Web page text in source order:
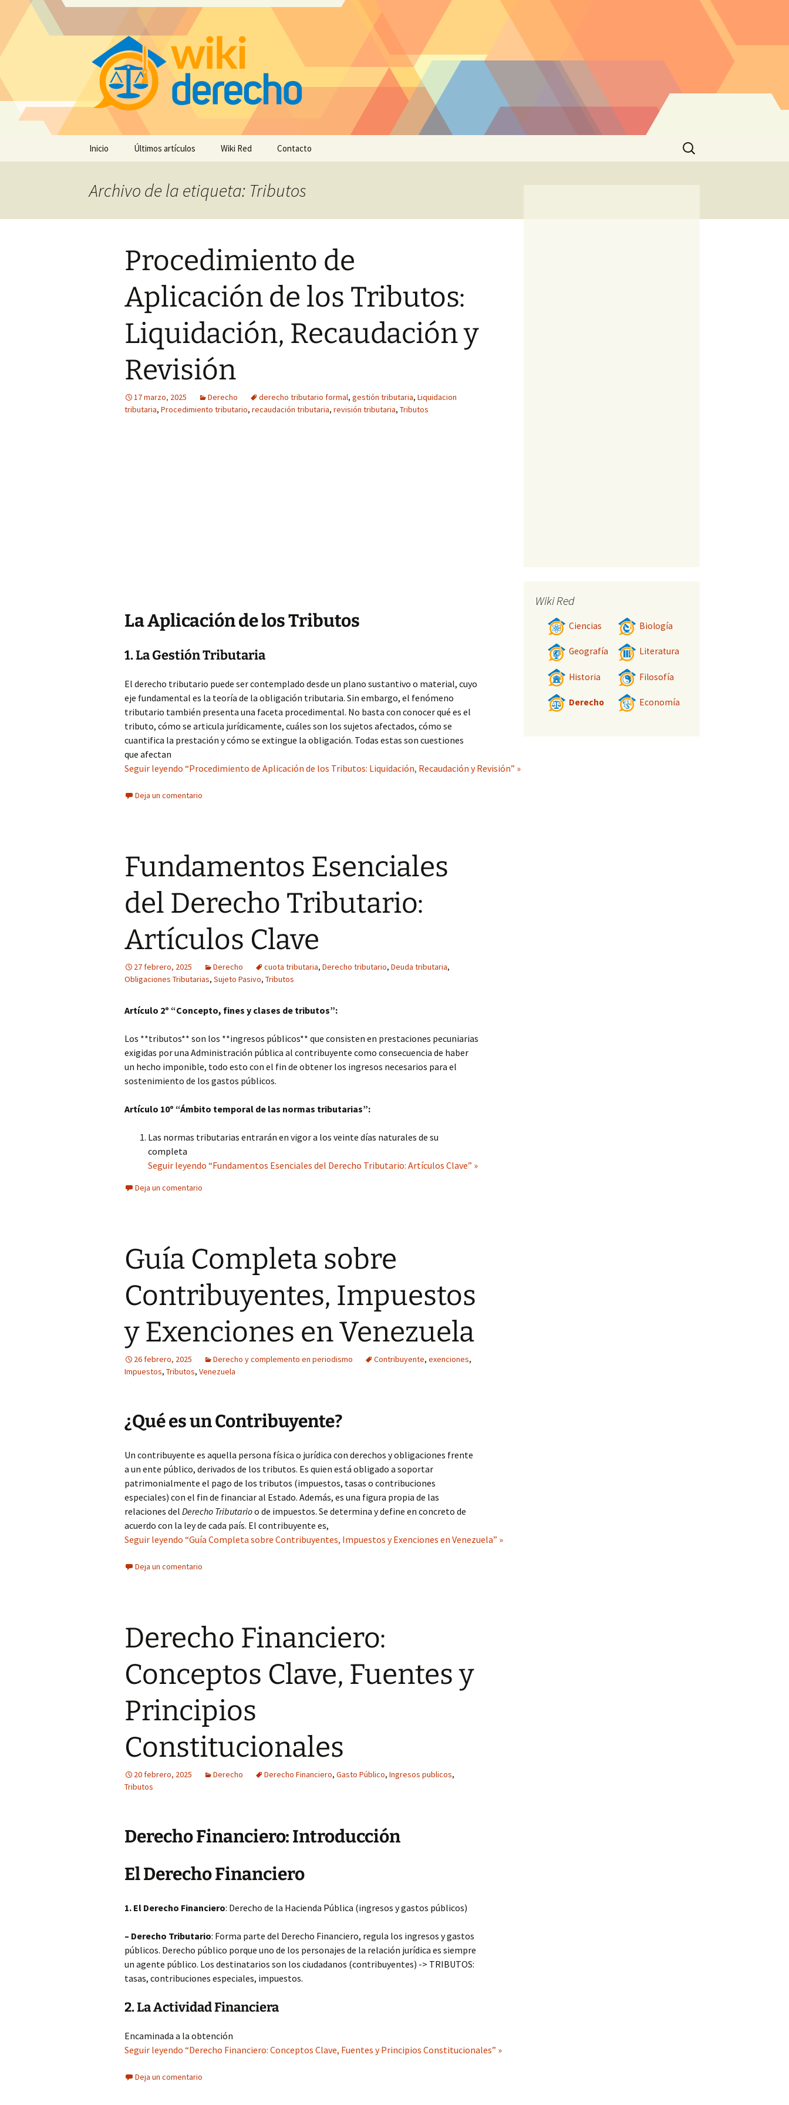
Inicio Últimos artículos Wiki Red Contacto
Buscar:
Archivo de la etiqueta: Tributos
Procedimiento de
Aplicación de los Tributos:
Liquidación, Recaudación y
Revisión
17 marzo, 2025 Derecho derecho tributario formal, gestión tributaria, Liquidacion
tributaria, Procedimiento tributario, recaudación tributaria, revisión tributaria, Tributos
La Aplicación de los Tributos
1. La Gestión Tributaria
El derecho tributario puede ser contemplado desde un plano sustantivo o material, cuyo
eje fundamental es la teoría de la obligación tributaria. Sin embargo, el fenómeno
tributario también presenta una faceta procedimental. No basta con conocer qué es el
tributo, cómo se articula jurídicamente, cuáles son los sujetos afectados, cómo se
cuantifica la prestación y cómo se extingue la obligación. Todas estas son cuestiones
que afectan
Seguir leyendo “Procedimiento de Aplicación de los Tributos: Liquidación, Recaudación y Revisión” »
Deja un comentario
Fundamentos Esenciales
del Derecho Tributario:
Artículos Clave
27 febrero, 2025 Derecho cuota tributaria, Derecho tributario, Deuda tributaria,
Obligaciones Tributarias, Sujeto Pasivo, Tributos
Artículo 2º “Concepto, fines y clases de tributos”:
Los **tributos** son los **ingresos públicos** que consisten en prestaciones pecuniarias
exigidas por una Administración pública al contribuyente como consecuencia de haber
un hecho imponible, todo esto con el fin de obtener los ingresos necesarios para el
sostenimiento de los gastos públicos.
Artículo 10º “Ámbito temporal de las normas tributarias”:
Las normas tributarias entrarán en vigor a los veinte días naturales de su
completa
Seguir leyendo “Fundamentos Esenciales del Derecho Tributario: Artículos Clave” »
Deja un comentario
Guía Completa sobre
Contribuyentes, Impuestos
y Exenciones en Venezuela
26 febrero, 2025 Derecho y complemento en periodismo Contribuyente, exenciones,
Impuestos, Tributos, Venezuela
¿Qué es un Contribuyente?
Un contribuyente es aquella persona física o jurídica con derechos y obligaciones frente
a un ente público, derivados de los tributos. Es quien está obligado a soportar
patrimonialmente el pago de los tributos (impuestos, tasas o contribuciones
especiales) con el fin de financiar al Estado. Además, es una figura propia de las
relaciones del Derecho Tributarioo de impuestos. Se determina y define en concreto de
acuerdo con la ley de cada país. El contribuyente es,
Seguir leyendo “Guía Completa sobre Contribuyentes, Impuestos y Exenciones en Venezuela” »
Deja un comentario
Derecho Financiero:
Conceptos Clave, Fuentes y
Principios
Constitucionales
20 febrero, 2025 Derecho Derecho Financiero, Gasto Público, Ingresos publicos,
Tributos
Derecho Financiero: Introducción
El Derecho Financiero
1. El Derecho Financiero: Derecho de la Hacienda Pública (ingresos y gastos públicos)
– Derecho Tributario: Forma parte del Derecho Financiero, regula los ingresos y gastos
públicos. Derecho público porque uno de los personajes de la relación jurídica es siempre
un agente público. Los destinatarios son los ciudadanos (contribuyentes) -> TRIBUTOS:
tasas, contribuciones especiales, impuestos.
2. La Actividad Financiera
Encaminada a la obtención
Seguir leyendo “Derecho Financiero: Conceptos Clave, Fuentes y Principios Constitucionales” »
Deja un comentario
Wiki Red
Ciencias Biología
Geografía Literatura
Historia Filosofía
Derecho Economía